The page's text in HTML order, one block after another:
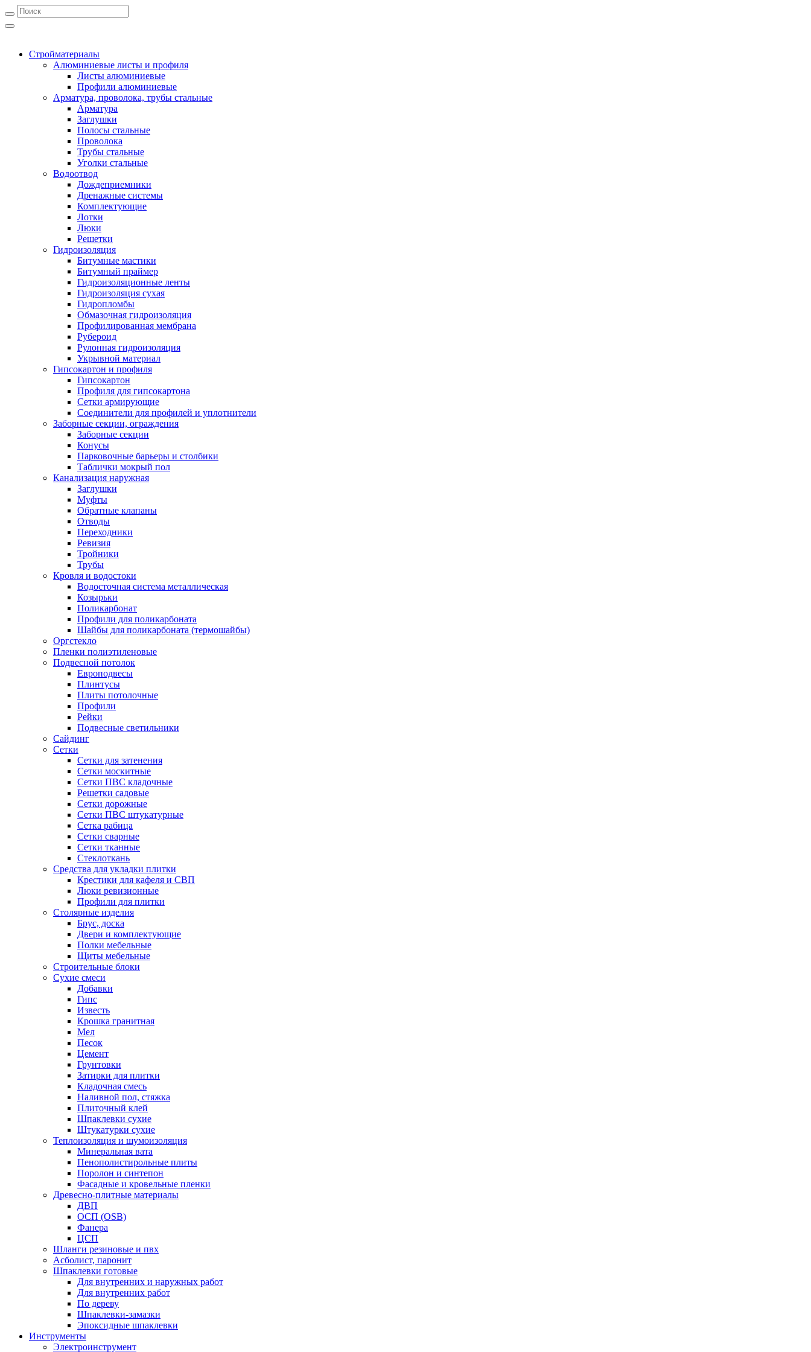
Стройматериалы
Алюминиевые листы и профиля
Листы алюминиевые
Профили алюминиевые
Арматура, проволока, трубы стальные
Арматура
Заглушки
Полосы стальные
Проволока
Трубы стальные
Уголки стальные
Водоотвод
Дождеприемники
Дренажные системы
Комплектующие
Лотки
Люки
Решетки
Гидроизоляция
Битумные мастики
Битумный праймер
Гидроизоляционные ленты
Гидроизоляция сухая
Гидропломбы
Обмазочная гидроизоляция
Профилированная мембрана
Рубероид
Рулонная гидроизоляция
Укрывной материал
Гипсокартон и профиля
Гипсокартон
Профиля для гипсокартона
Сетки армирующие
Соединители для профилей и уплотнители
Заборные секции, ограждения
Заборные секции
Конусы
Парковочные барьеры и столбики
Таблички мокрый пол
Канализация наружная
Заглушки
Муфты
Обратные клапаны
Отводы
Переходники
Ревизия
Тройники
Трубы
Кровля и водостоки
Водосточная система металлическая
Козырьки
Поликарбонат
Профили для поликарбоната
Шайбы для поликарбоната (термошайбы)
Оргстекло
Пленки полиэтиленовые
Подвесной потолок
Европодвесы
Плинтусы
Плиты потолочные
Профили
Рейки
Подвесные светильники
Сайдинг
Сетки
Сетки для затенения
Сетки москитные
Сетки ПВС кладочные
Решетки садовые
Сетки дорожные
Сетки ПВС штукатурные
Сетка рабица
Сетки сварные
Сетки тканные
Стеклоткань
Средства для укладки плитки
Крестики для кафеля и СВП
Люки ревизионные
Профили для плитки
Столярные изделия
Брус, доска
Двери и комплектующие
Полки мебельные
Щиты мебельные
Строительные блоки
Сухие смеси
Добавки
Гипс
Известь
Крошка гранитная
Мел
Песок
Цемент
Грунтовки
Затирки для плитки
Кладочная смесь
Наливной пол, стяжка
Плиточный клей
Шпаклевки сухие
Штукатурки сухие
Теплоизоляция и шумоизоляция
Минеральная вата
Пенополистирольные плиты
Поролон и синтепон
Фасадные и кровельные пленки
Древесно-плитные материалы
ДВП
ОСП (OSB)
Фанера
ЦСП
Шланги резиновые и пвх
Асболист, паронит
Шпаклевки готовые
Для внутренних и наружных работ
Для внутренних работ
По дереву
Шпаклевки-замазки
Эпоксидные шпаклевки
Инструменты
Электроинструмент